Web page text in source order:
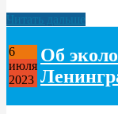
Читать дальше
6
июля
2023
Об